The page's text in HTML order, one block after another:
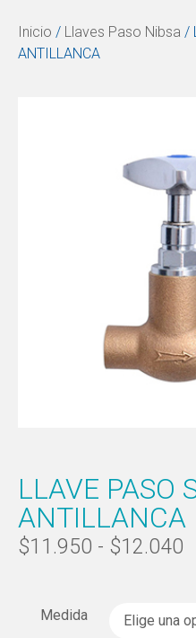
Inicio / Llaves Paso Nibsa /
ANTILLANCA
LLAVE PASO
ANTILLANCA
$11.950 - $12.040
Medida